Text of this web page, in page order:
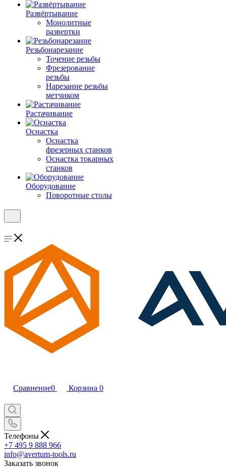
Развёртывание
Монолитные
развертки
Резьбонарезание
Точение резьбы
Фрезерование
резьбы
Нарезание резьбы
метчиком
Растачивание
Оснастка
Оснастка
фрезерных станков
Оснастка токарных
станков
Оборудование
Поворотные столы
Сравнение0 Корзина 0
Телефоны
+7 495 9 888 966
info@avertum-tools.ru
Заказать звонок